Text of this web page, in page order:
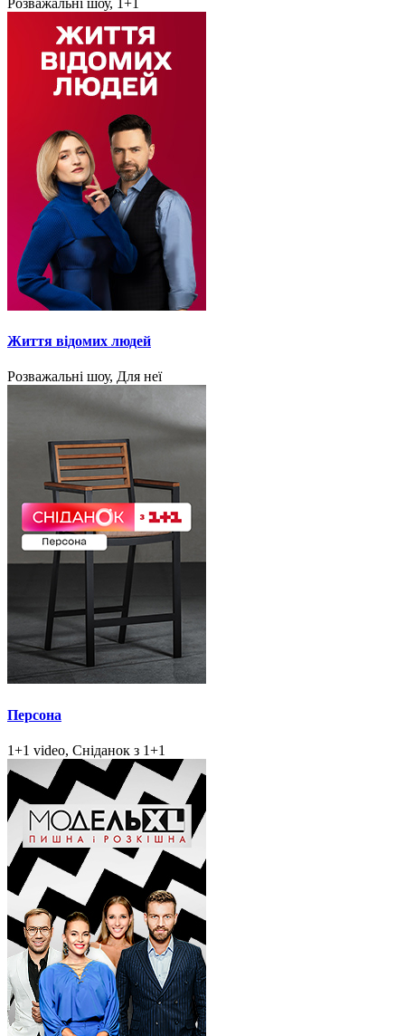
Життя відомих людей
Розважальні шоу, Для неї
Персона
1+1 video, Сніданок з 1+1